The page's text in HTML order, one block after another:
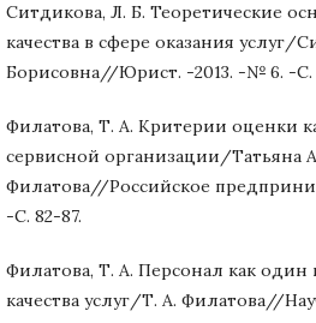
Ситдикова, Л. Б. Теоретические
качества в сфере оказания услуг/
Борисовна//Юрист. -2013. -№ 6. -С.
Филатова, Т. А. Критерии оценки
сервисной организации/Татьяна
Филатова//Российское
-С. 82-87.
Филатова, Т. А. Персонал как
качества услуг/Т. А. Филатова//